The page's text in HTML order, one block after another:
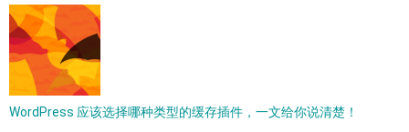
WordPress 应该选择哪种类型的缓存插件，一文给你说清楚！